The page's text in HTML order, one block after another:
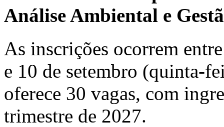
Análise Ambiental e
As inscrições ocorrem
e 10 de setembro (quinta-
oferece 30 vagas, com
trimestre de 2027.